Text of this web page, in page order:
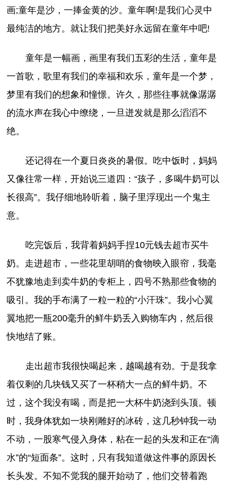
画;童年是沙，一捧金黄的沙。童年啊!是我们心灵中
最纯洁的地方。就让我们把美好永远留在童年中吧!
童年是一幅画，画里有我们五彩的生活，童年是
一首歌，歌里有我们的幸福和欢乐，童年是一个梦，
梦里有我们的想象和憧憬。许久，那些往事就像潺潺
的流水声在我心中缭绕，一旦迸发就是那么滔滔不
绝。
还记得在一个夏日炎炎的暑假。吃中饭时，妈妈
又像往常一样，开始说三道四：“孩子，多喝牛奶可以
长很高”。我仔细地聆听着，脑子里浮现出一个鬼主
意。
吃完饭后，我背着妈妈手捏10元钱去超市买牛
奶。走进超市，一些花里胡哨的食物映入眼帘，我毫
不犹豫地走到卖牛奶的专柜上，四号不熟那些食物的
吸引。我的手布满了一粒一粒的“小汗珠”。我小心翼
翼地把一瓶200毫升的鲜牛奶丢入购物车内，然后很
快地结了账。
走出超市我很快喝起来，越喝越有劲。于是我拿
着仅剩的几块钱又买了一杯稍大一点的鲜牛奶。不
过，这个我没有喝，而是把一大杯牛奶浇到头顶。顿
时，我身体犹如一块刚雕好的冰砖，这几秒钟我一动
不动，一股寒气侵入身体，粘在一起的头发和正在“滴
水”的“短面条”。这时，只有我知道做这件事的原因长
长头发。不知不觉我的腿开始动了，他们交替着跑